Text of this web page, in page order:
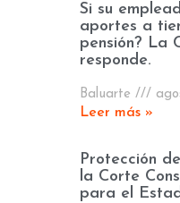
Si su
aportes a
pensión? La
responde.
Baluarte
Leer más »
Protección
la Corte
para el